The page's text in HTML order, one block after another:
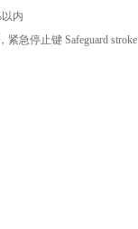
以内
紧急停止键 Safeguard stroke